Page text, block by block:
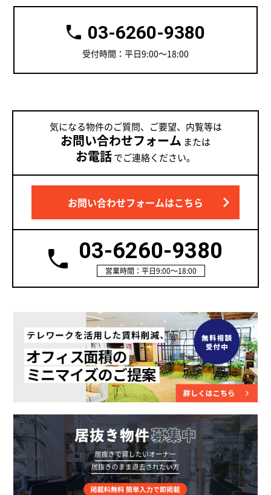
03-6260-9380
受付時間：平日9:00～18:00
気になる物件のご質問、ご要望、内覧等は
お問い合わせフォーム または
お電話でご連絡ください。
お問い合わせフォームはこちら
03-6260-9380
営業時間：平日9:00～18:00